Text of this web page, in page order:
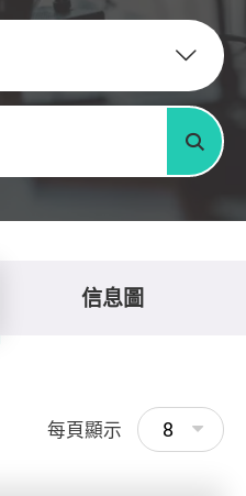
搜尋
信息圖
每頁顯示 8